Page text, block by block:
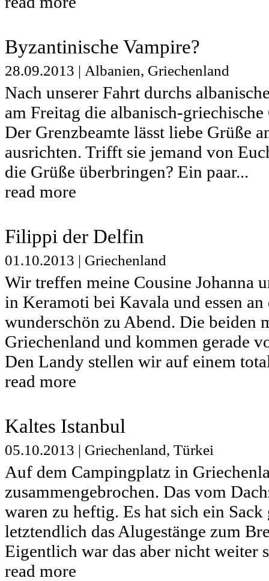
Byzantinische Vampire?
28.09.2013 | Albanien, Griechenland
Nach unserer Fahrt durchs
am Freitag die albanisch-
Der Grenzbeamte lässt liebe Grüße
ausrichten. Trifft sie jemand von
die Grüße überbringen? Ein paar...
read more
Filippi der Delfin
01.10.2013 | Griechenland
Wir treffen meine Cousine Johanna
in Keramoti bei Kavala und essen
wunderschön zu Abend. Die beiden
Griechenland und kommen gerade
Den Landy stellen wir auf einem
read more
Kaltes Istanbul
05.10.2013 | Griechenland, Türkei
Auf dem Campingplatz in
zusammengebrochen. Das vom
waren zu heftig. Es hat sich ein
letztendlich das Alugestänge zum
Eigentlich war das aber nicht weiter
read more